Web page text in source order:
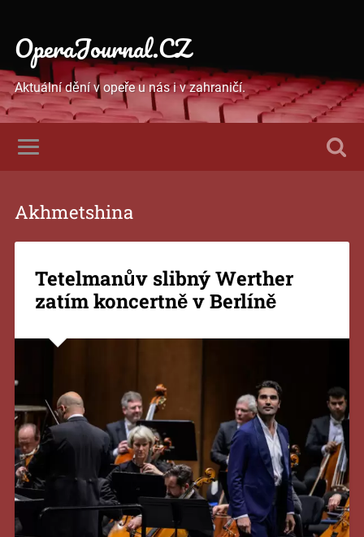
OperaJournal.CZ
Aktuální dění v opeře u nás i v zahraničí.
Akhmetshina
Tetelmanův slibný Werther
zatím koncertně v Berlíně